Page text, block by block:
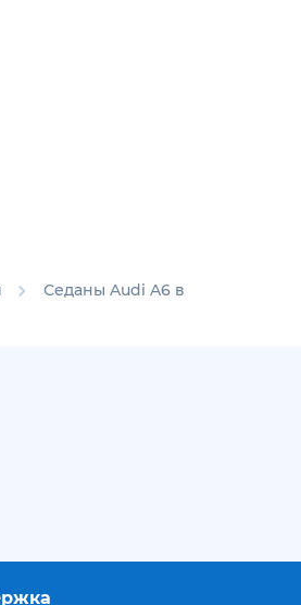
Седаны Audi A6 в